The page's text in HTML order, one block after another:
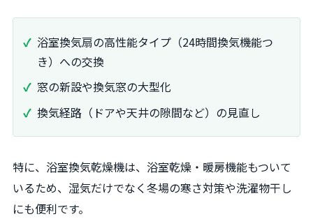
浴室換気扇の高性能タイプ（24時間換気機能つ
き）への交換
窓の新設や換気窓の大型化
換気経路（ドアや天井の隙間など）の見直し
特に、浴室換気乾燥機は、浴室乾燥・暖房機能もついて
いるため、湿気だけでなく冬場の寒さ対策や洗濯物干し
にも便利です。